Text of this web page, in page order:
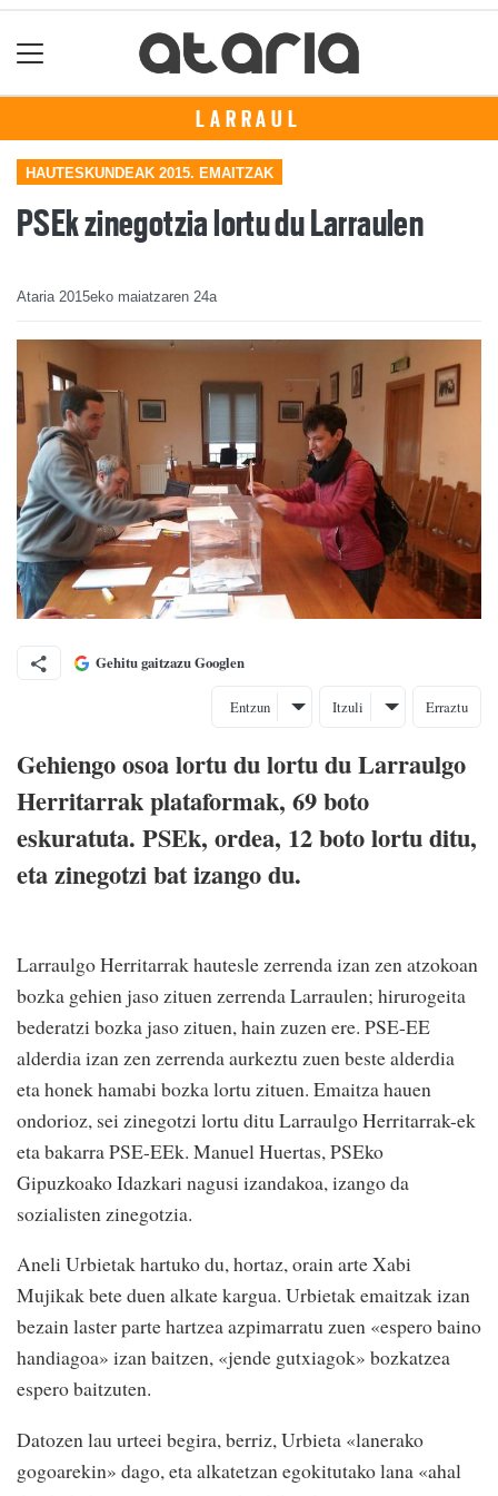
LARRAUL
HAUTESKUNDEAK 2015. EMAITZAK
PSEk zinegotzia lortu du Larraulen
Ataria 2015eko maiatzaren 24a
Gehitu gaitzazu Googlen
Entzun Itzuli Erraztu
Gehiengo osoa lortu du lortu du Larraulgo
Herritarrak plataformak, 69 boto
eskuratuta. PSEk, ordea, 12 boto lortu ditu,
eta zinegotzi bat izango du.
Larraulgo Herritarrak hautesle zerrenda izan zen atzokoan
bozka gehien jaso zituen zerrenda Larraulen; hirurogeita
bederatzi bozka jaso zituen, hain zuzen ere. PSE-EE
alderdia izan zen zerrenda aurkeztu zuen beste alderdia
eta honek hamabi bozka lortu zituen. Emaitza hauen
ondorioz, sei zinegotzi lortu ditu Larraulgo Herritarrak-ek
eta bakarra PSE-EEk. Manuel Huertas, PSEko
Gipuzkoako Idazkari nagusi izandakoa, izango da
sozialisten zinegotzia.
Aneli Urbietak hartuko du, hortaz, orain arte Xabi
Mujikak bete duen alkate kargua. Urbietak emaitzak izan
bezain laster parte hartzea azpimarratu zuen «espero baino
handiagoa» izan baitzen, «jende gutxiagok» bozkatzea
espero baitzuten.
Datozen lau urteei begira, berriz, Urbieta «lanerako
gogoarekin» dago, eta alkatetzan egokitutako lana «ahal